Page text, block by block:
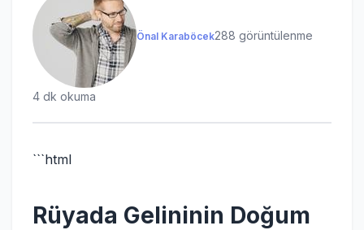
Önal Karaböcek288 görüntülenme
4 dk okuma
```html
Rüyada Gelininin Doğum